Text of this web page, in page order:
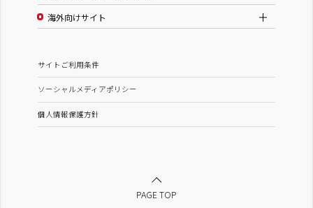
海外向けサイト
サイトご利用条件
ソーシャルメディアポリシー
個人情報保護方針
PAGE TOP